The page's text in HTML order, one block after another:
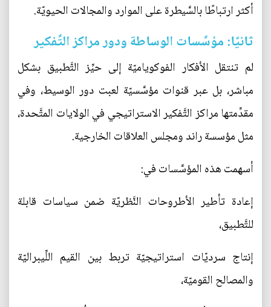
أكثر ارتباطًا بالسَّيطرة على الموارد والمجالات الحيويّة.
ثانيًا: مؤسَّسات الوساطة ودور مراكز التَّفكير
لم تنتقل الأفكار الفوكوياميّة إلى حيِّز التَّطبيق بشكل
مباشر، بل عبر قنوات مؤسَّسيّة لعبت دور الوسيط، وفي
مقدِّمتها مراكز التَّفكير الاستراتيجي في الولايات المتَّحدة،
مثل مؤسسة راند ومجلس العلاقات الخارجية.
أسهمت هذه المؤسَّسات في:
إعادة تأطير الأطروحات النَّظريّة ضمن سياسات قابلة
للتَّطبيق،
إنتاج سرديّات استراتيجيّة تربط بين القيم اللِّيبراليّة
والمصالح القوميّة،